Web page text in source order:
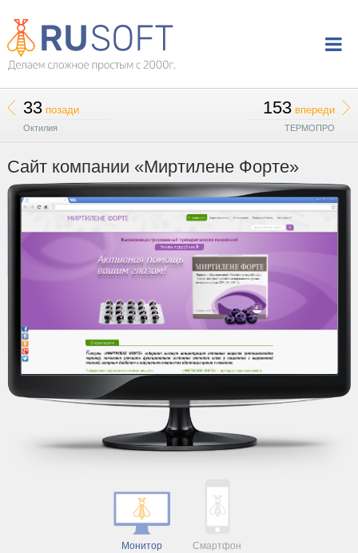
33позади
Октилия
153 впереди
ТЕРМОПРО
Сайт компании «Миртилене Форте»
Монитор Смартфон